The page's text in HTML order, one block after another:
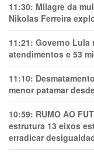
11:30: Milagre da
Nikolas Ferreira
11:21: Governo Lula
atendimentos e 53
11:10:
menor patamar
10:59: RUMO AO
estrutura 13 eixos
erradicar